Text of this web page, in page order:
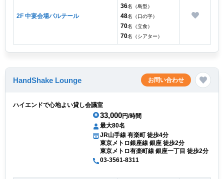
2F 中宴会場パルテール
36名（島型）
48名（口の字）
70名（立食）
70名（シアター）
HandShake Lounge お問い合わせ
ハイエンドで心地よい貸し会議室
33,000円/時間
最大80名
JR山手線 有楽町 徒歩4分
東京メトロ銀座線 銀座 徒歩2分
東京メトロ有楽町線 銀座一丁目 徒歩2分
03-3561-8311